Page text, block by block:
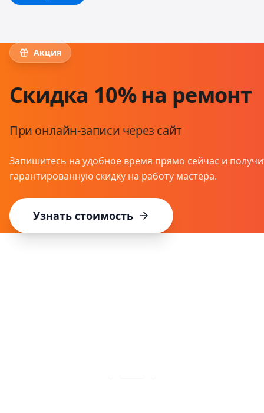
Акция
Скидка 10% на ремонт
При онлайн-записи через сайт
Запишитесь на удобное время прямо сейчас и
гарантированную скидку на работу мастера.
Узнать стоимость